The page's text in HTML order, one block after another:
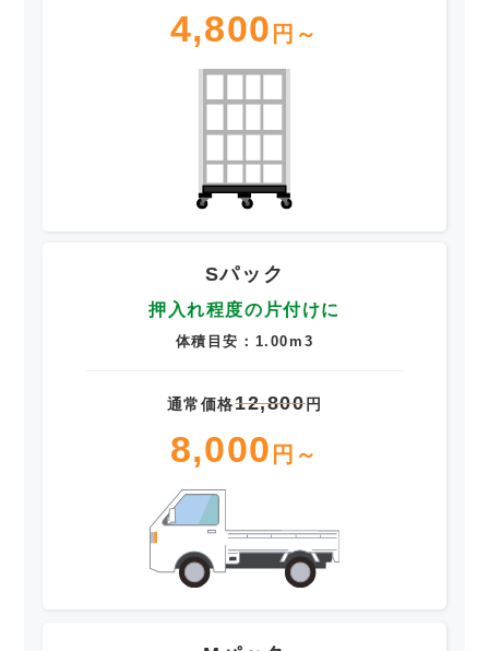
4,800 円～
Sパック
押入れ程度の片付けに
体積目安：1.00m3
通常価格12,800円
8,000 円～